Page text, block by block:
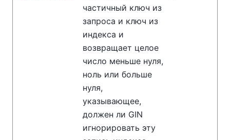
частичный ключ из
запроса и ключ из
индекса и
возвращает целое
число меньше нуля,
ноль или больше
нуля,
указывающее,
должен ли GIN
игнорировать эту